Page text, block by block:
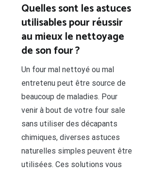
Quelles sont les astuces
utilisables pour réussir
au mieux le nettoyage
de son four ?
Un four mal nettoyé ou mal
entretenu peut être source de
beaucoup de maladies. Pour
venir à bout de votre four sale
sans utiliser des décapants
chimiques, diverses astuces
naturelles simples peuvent être
utilisées. Ces solutions vous